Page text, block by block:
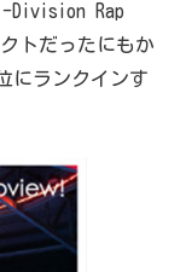
-Division Rap
トだったにもか
にランクインす